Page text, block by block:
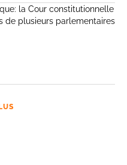
la Cour constitutionnelle
de plusieurs parlementaires